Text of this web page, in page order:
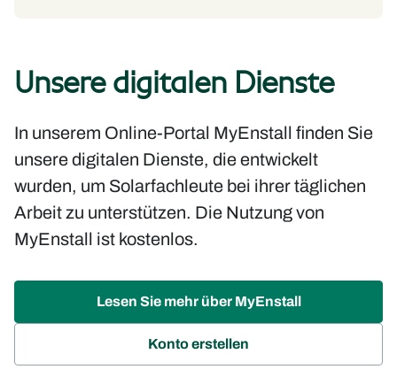
Unsere digitalen Dienste
In unserem Online-Portal MyEnstall finden Sie
unsere digitalen Dienste, die entwickelt
wurden, um Solarfachleute bei ihrer täglichen
Arbeit zu unterstützen. Die Nutzung von
MyEnstall ist kostenlos.
Lesen Sie mehr über MyEnstall
Konto erstellen